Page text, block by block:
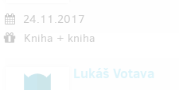
24.11.2017
Kniha + kniha
Lukáš Votava